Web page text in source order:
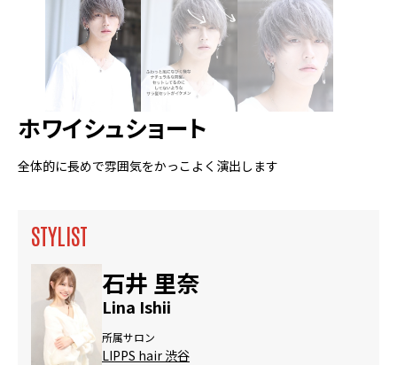
ホワイシュショート
全体的に長めで雰囲気をかっこよく演出します
STYLIST
石井 里奈
Lina Ishii
所属サロン
LIPPS hair 渋谷